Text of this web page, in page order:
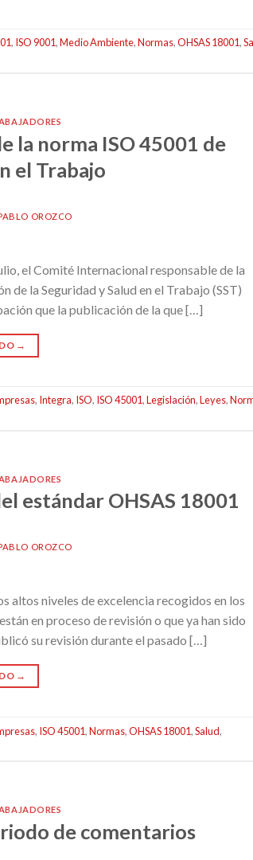
, ISO 9001,Medio Ambiente,Normas,OHSAS 18001,
la norma ISO 45001 de
el Trabajo
OROZCO
el Comité Internacional responsable de la
de la Seguridad y Salud en el Trabajo (SST)
que la publicación de la que […]
→
, Integra, ISO, ISO 45001,Legislación,Leyes,
estándar OHSAS 18001
OROZCO
altos niveles de excelencia recogidos en los
en proceso de revisión o que ya han sido
su revisión durante el pasado […]
→
, ISO 45001,Normas,OHSAS 18001,Salud,
de comentarios